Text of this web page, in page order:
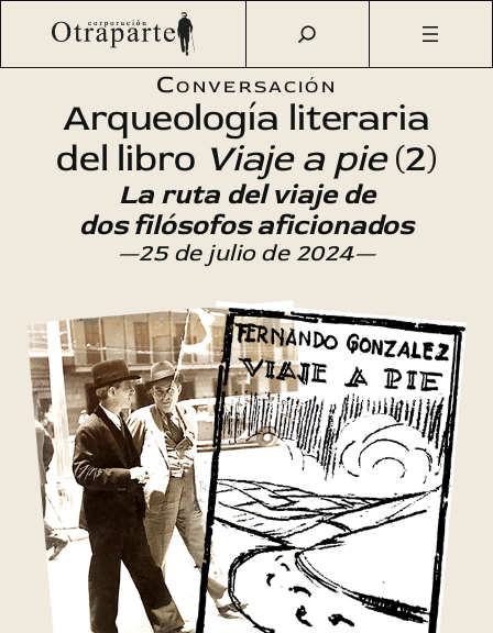
Saltar
Otraparte.org/Agenda Cultural Literatura
Arqueología
literaria del libro Viaje a pie (2)
Conversación
Arqueología literaria
del libro Viaje a pie(2)
La ruta del viaje de
dos filósofos aficionados
—25 de julio de 2024—